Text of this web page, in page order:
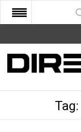
START
COMUNITATE
Tag: